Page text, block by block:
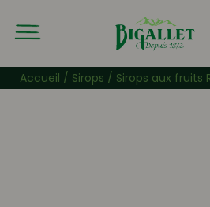
Que
Accueil / Sirops / Sirops aux fruits